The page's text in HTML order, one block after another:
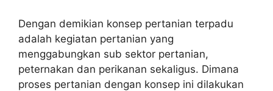
Dengan demikian konsep pertanian terpadu
adalah kegiatan pertanian yang
menggabungkan sub sektor pertanian,
peternakan dan perikanan sekaligus. Dimana
proses pertanian dengan konsep ini dilakukan